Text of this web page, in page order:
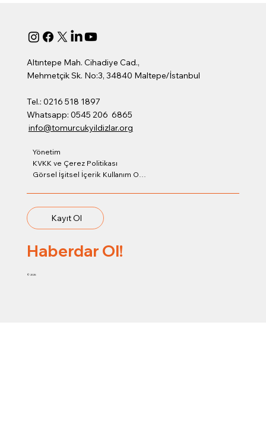
© 2025
Haberdar Ol!
Kayıt Ol
Altıntepe Mah. Cihadiye Cad.,
Mehmetçik Sk. No:3, 34840 Maltepe/İstanbul
Tel.: 0216 518 1897
Whatsapp: 0545 206 6865
info@tomurcukyildizlar.org
Yönetim
KVKK ve Çerez Politikası
Görsel İşitsel İçerik Kullanım Onay Formu